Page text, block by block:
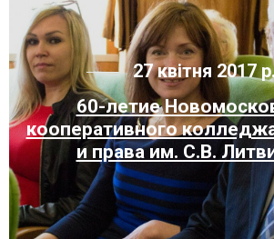
27 квітня 2017
60-летие
кооперативного
и права им. С.В.